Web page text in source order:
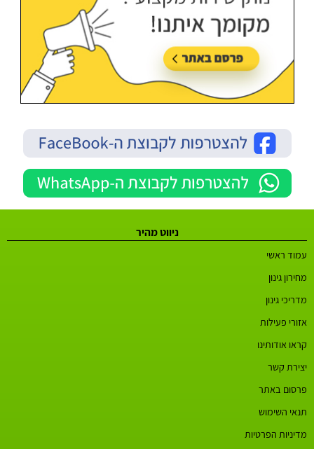
ניווט מהיר
עמוד ראשי
מחירון גינון
מדריכי גינון
אזורי פעילות
קראו אודותינו
יצירת קשר
פרסום באתר
תנאי השימוש
מדיניות הפרטיות